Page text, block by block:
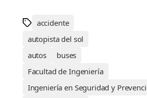
accidente
autopista del sol
autos
buses
Facultad de Ingeniería
Ingeniería en Seguridad y